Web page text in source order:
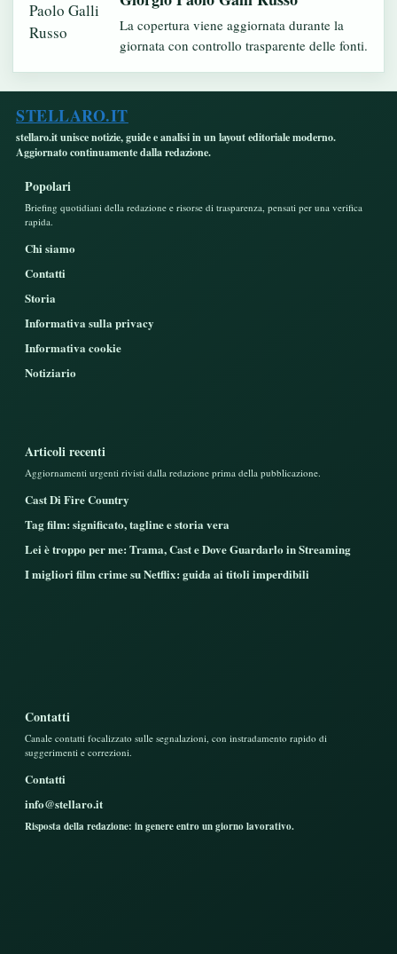
La copertura viene aggiornata durante la
giornata con controllo trasparente delle fonti.
STELLARO.IT
stellaro.it unisce notizie, guide e analisi in un layout editoriale moderno.
Aggiornato continuamente dalla redazione.
Popolari
Briefing quotidiani della redazione e risorse di trasparenza, pensati per una verifica
rapida.
Chi siamo
Contatti
Storia
Informativa sulla privacy
Informativa cookie
Notiziario
Articoli recenti
Aggiornamenti urgenti rivisti dalla redazione prima della pubblicazione.
Cast Di Fire Country
Tag film: significato, tagline e storia vera
Lei è troppo per me: Trama, Cast e Dove Guardarlo in Streaming
I migliori film crime su Netflix: guida ai titoli imperdibili
Contatti
Canale contatti focalizzato sulle segnalazioni, con instradamento rapido di
suggerimenti e correzioni.
Contatti
info@stellaro.it
Risposta della redazione: in genere entro un giorno lavorativo.